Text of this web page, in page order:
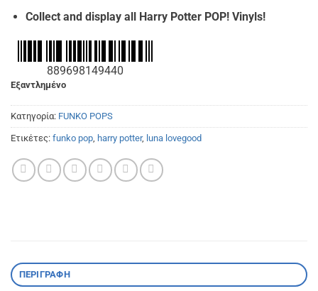
Collect and display all Harry Potter POP! Vinyls!
889698149440
Εξαντλημένο
Κατηγορία: FUNKO POPS
Ετικέτες: funko pop, harry potter, luna lovegood
ΠΕΡΙΓΡΑΦΉ